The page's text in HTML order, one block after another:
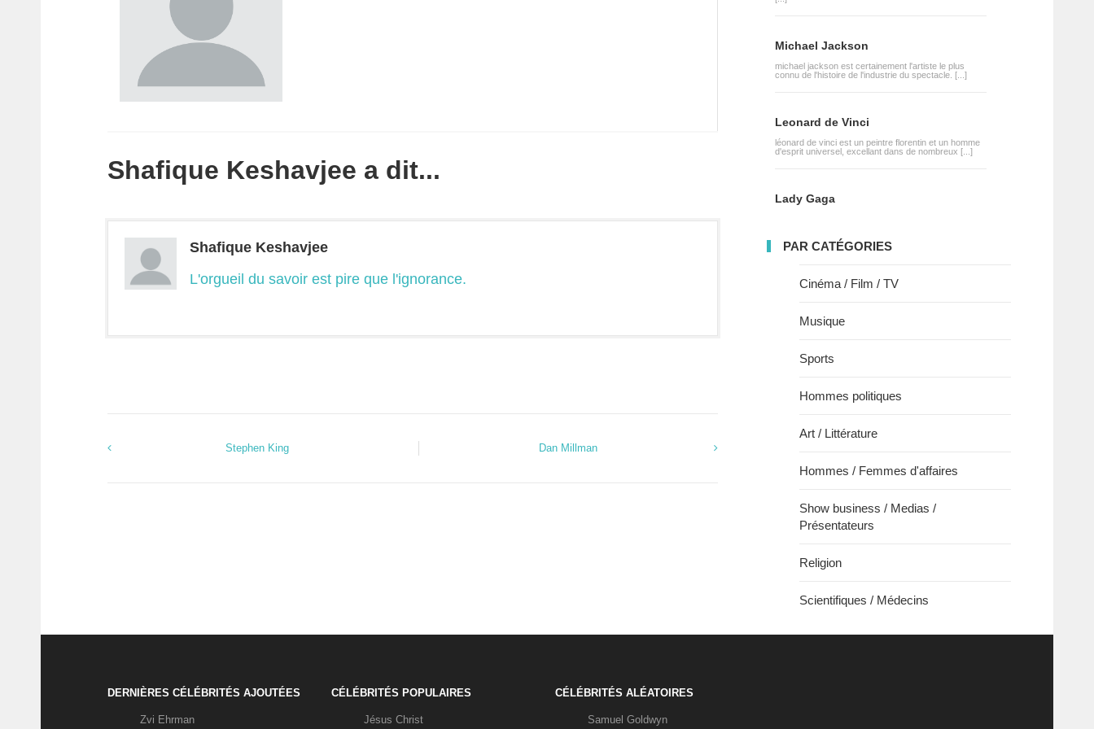
Shafique Keshavjee a dit...
Shafique Keshavjee
L'orgueil du savoir est pire que l'ignorance.
Stephen King Dan Millman
Michael Jackson
michael jackson est certainement l'artiste le plus
connu de l'histoire de l'industrie du spectacle. [...]
Leonard de Vinci
léonard de vinci est un peintre florentin et un homme
d'esprit universel, excellant dans de nombreux [...]
Lady Gaga
PAR CATÉGORIES
Cinéma / Film / TV
Musique
Sports
Hommes politiques
Art / Littérature
Hommes / Femmes d'affaires
Show business / Medias /
Présentateurs
Religion
Scientifiques / Médecins
DERNIÈRES CÉLÉBRITÉS AJOUTÉES
Zvi Ehrman
CÉLÉBRITÉS POPULAIRES
Jésus Christ
CÉLÉBRITÉS ALÉATOIRES
Samuel Goldwyn